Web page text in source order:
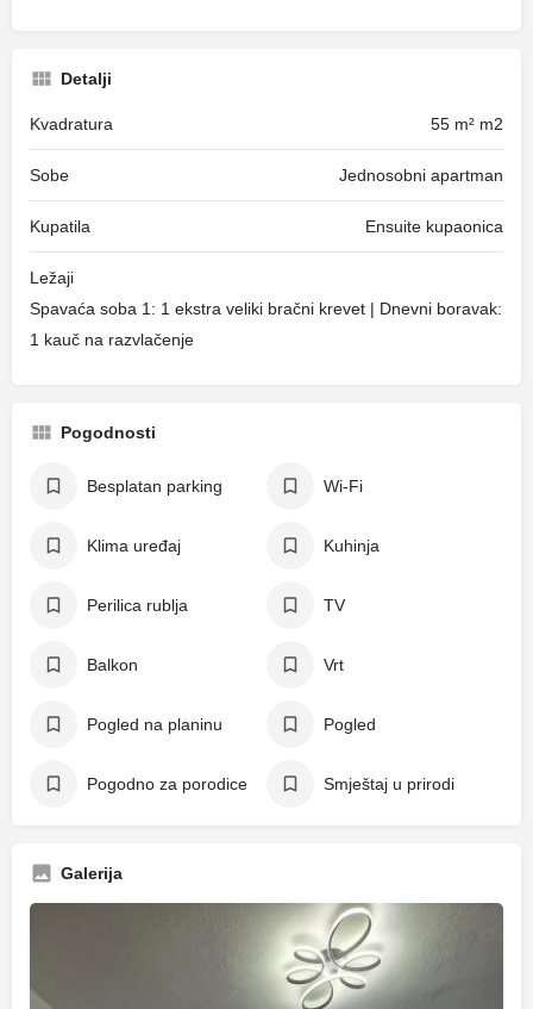
Detalji
Kvadratura 55 m² m2
Sobe Jednosobni apartman
Kupatila Ensuite kupaonica
Ležaji
Spavaća soba 1: 1 ekstra veliki bračni krevet | Dnevni boravak:
1 kauč na razvlačenje
Pogodnosti
Besplatan parking Wi-Fi
Klima uređaj Kuhinja
Perilica rublja TV
Balkon Vrt
Pogled na planinu Pogled
Pogodno za porodice Smještaj u prirodi
Galerija